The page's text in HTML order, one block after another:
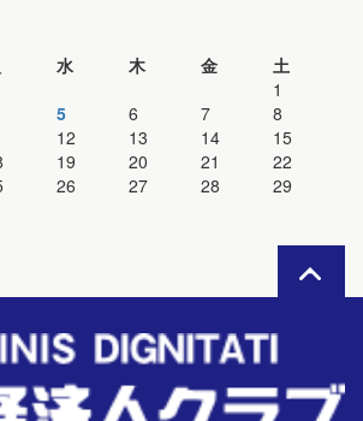
水 木 金
土
1
5 6 7
8
12 13 14
15
19 20 21
22
26 27 28
29